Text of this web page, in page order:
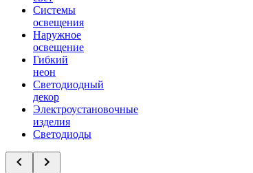
Системы
освещения
Наружное
освещение
Гибкий
неон
Светодиодный
декор
Электроустановочные
изделия
Светодиоды